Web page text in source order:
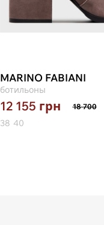
MARINO FABIANI
ботильоны
12 155 грн 18 700
38 40